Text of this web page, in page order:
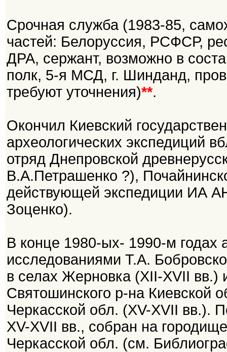
Срочная служба (1983-85,
частей: Белоруссия, РСФСР,
ДРА, сержант, возможно в
полк, 5-я МСД, г. Шинданд,
требуют уточнения)**.
Окончил Киевский
археологических экспедиций
отряд Днепровской
В.А.Петрашенко ?),
действующей экспедиции ИА
Зоценко).
В конце 1980-ых- 1990-м годах
исследованиями Т.А.
в селах Жерновка (XII-XVII вв.)
Святошинского р-на Киевской
Черкасской обл. (XV-XVII вв.).
XV-XVII вв., собран на
Черкасской обл. (см.